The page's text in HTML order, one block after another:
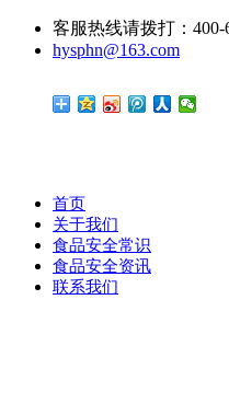
客服热线请拨打：400-
hysphn@163.com
首页
关于我们
食品安全常识
食品安全资讯
联系我们